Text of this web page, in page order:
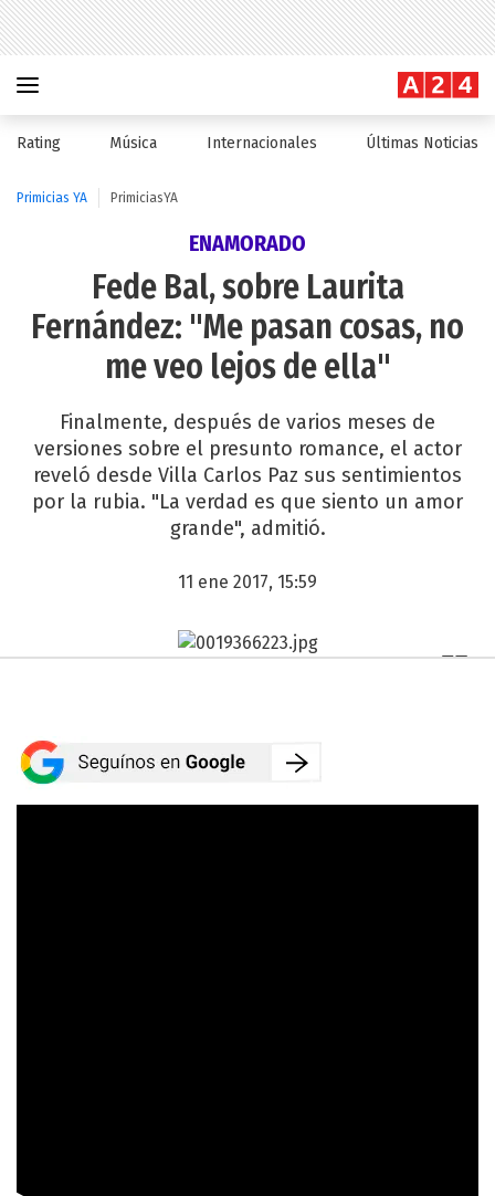
Rating Música Internacionales Últimas Noticias
Primicias YA PrimiciasYA
ENAMORADO
Fede Bal, sobre Laurita
Fernández: "Me pasan cosas, no
me veo lejos de ella"
Finalmente, después de varios meses de
versiones sobre el presunto romance, el actor
reveló desde Villa Carlos Paz sus sentimientos
por la rubia. "La verdad es que siento un amor
grande", admitió.
11 ene 2017, 15:59